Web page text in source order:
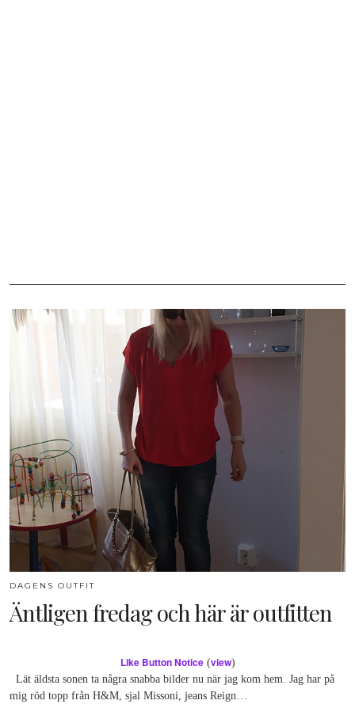
DAGENS OUTFIT
Äntligen fredag och här är outfitten
Like Button Notice(view)
Lät äldsta sonen ta några snabba bilder nu när jag kom hem. Jag har på
mig röd topp från H&M, sjal Missoni, jeans Reign…